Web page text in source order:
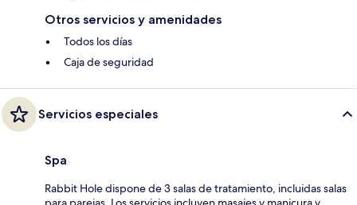
Otros servicios y amenidades
Todos los días
Caja de seguridad
Servicios especiales
Spa
Rabbit Hole dispone de 3 salas de tratamiento, incluidas salas